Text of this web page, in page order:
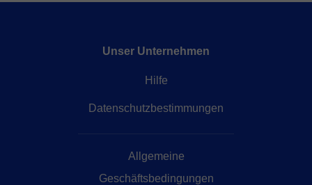
Unser Unternehmen
Hilfe
Datenschutzbestimmungen
Allgemeine
Geschäftsbedingungen